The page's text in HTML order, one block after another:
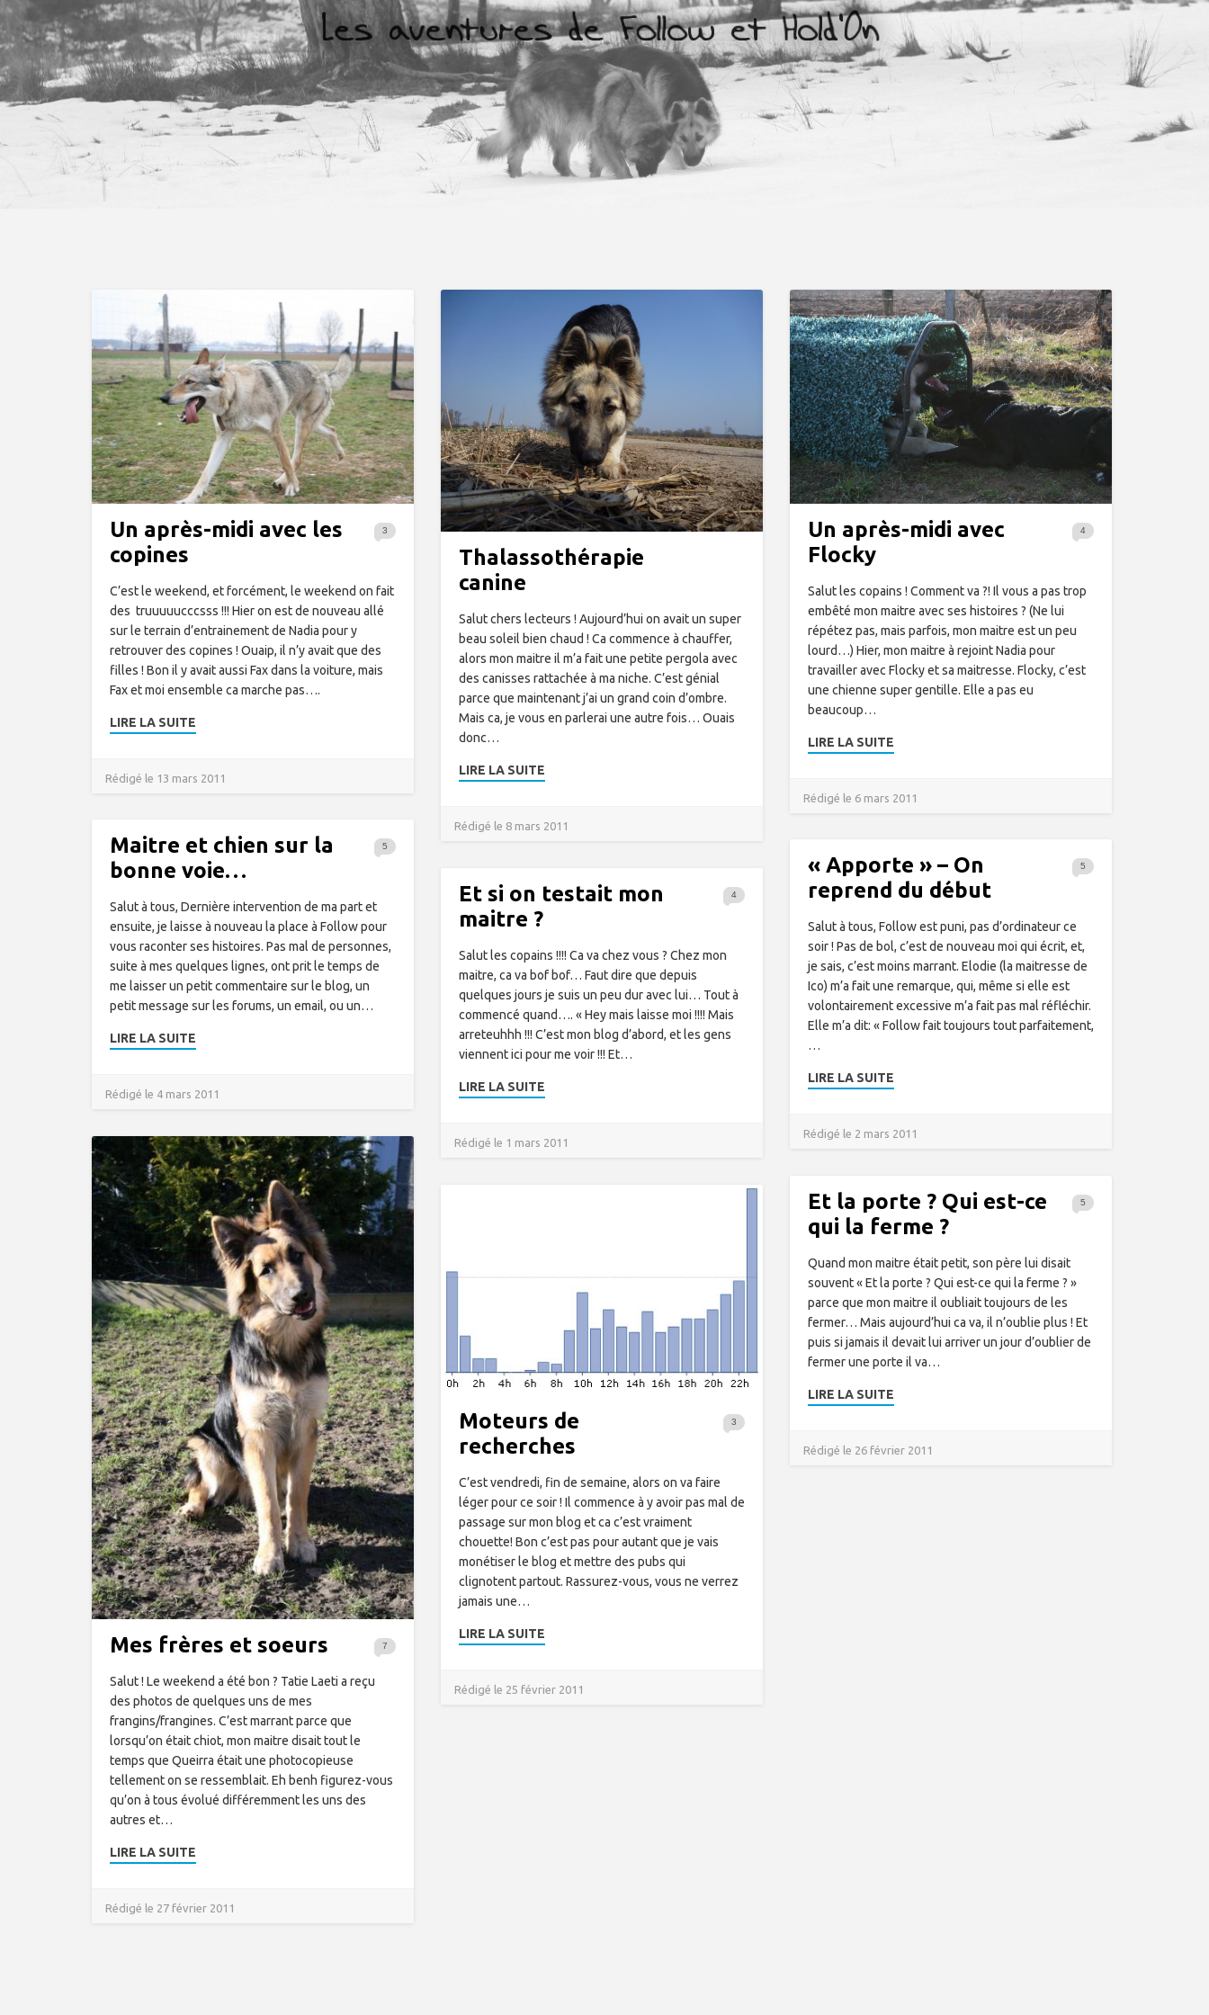
3
Un après-midi avec les
copines
C’est le weekend, et forcément, le weekend on fait
des truuuuucccsss !!! Hier on est de nouveau allé
sur le terrain d’entrainement de Nadia pour y
retrouver des copines ! Ouaip, il n’y avait que des
filles ! Bon il y avait aussi Fax dans la voiture, mais
Fax et moi ensemble ca marche pas….
LIRE LA SUITE
Rédigé le 13 mars 2011
Thalassothérapie
canine
Salut chers lecteurs ! Aujourd’hui on avait un super
beau soleil bien chaud ! Ca commence à chauffer,
alors mon maitre il m’a fait une petite pergola avec
des canisses rattachée à ma niche. C’est génial
parce que maintenant j’ai un grand coin d’ombre.
Mais ca, je vous en parlerai une autre fois… Ouais
donc…
LIRE LA SUITE
Rédigé le 8 mars 2011
4
Un après-midi avec
Flocky
Salut les copains ! Comment va ?! Il vous a pas trop
embêté mon maitre avec ses histoires ? (Ne lui
répétez pas, mais parfois, mon maitre est un peu
lourd…) Hier, mon maitre à rejoint Nadia pour
travailler avec Flocky et sa maitresse. Flocky, c’est
une chienne super gentille. Elle a pas eu
beaucoup…
LIRE LA SUITE
Rédigé le 6 mars 2011
5
Maitre et chien sur la
bonne voie…
Salut à tous, Dernière intervention de ma part et
ensuite, je laisse à nouveau la place à Follow pour
vous raconter ses histoires. Pas mal de personnes,
suite à mes quelques lignes, ont prit le temps de
me laisser un petit commentaire sur le blog, un
petit message sur les forums, un email, ou un…
LIRE LA SUITE
Rédigé le 4 mars 2011
5
« Apporte » – On
reprend du début
Salut à tous, Follow est puni, pas d’ordinateur ce
soir ! Pas de bol, c’est de nouveau moi qui écrit, et,
je sais, c’est moins marrant. Elodie (la maitresse de
Ico) m’a fait une remarque, qui, même si elle est
volontairement excessive m’a fait pas mal réfléchir.
Elle m’a dit: « Follow fait toujours tout parfaitement,
…
LIRE LA SUITE
Rédigé le 2 mars 2011
4
Et si on testait mon
maitre ?
Salut les copains !!!! Ca va chez vous ? Chez mon
maitre, ca va bof bof… Faut dire que depuis
quelques jours je suis un peu dur avec lui… Tout à
commencé quand…. « Hey mais laisse moi !!!! Mais
arreteuhhh !!! C’est mon blog d’abord, et les gens
viennent ici pour me voir !!! Et…
LIRE LA SUITE
Rédigé le 1 mars 2011
7
Mes frères et soeurs
Salut ! Le weekend a été bon ? Tatie Laeti a reçu
des photos de quelques uns de mes
frangins/frangines. C’est marrant parce que
lorsqu’on était chiot, mon maitre disait tout le
temps que Queirra était une photocopieuse
tellement on se ressemblait. Eh benh figurez-vous
qu’on à tous évolué différemment les uns des
autres et…
LIRE LA SUITE
Rédigé le 27 février 2011
5
Et la porte ? Qui est-ce
qui la ferme ?
Quand mon maitre était petit, son père lui disait
souvent « Et la porte ? Qui est-ce qui la ferme ? »
parce que mon maitre il oubliait toujours de les
fermer… Mais aujourd’hui ca va, il n’oublie plus ! Et
puis si jamais il devait lui arriver un jour d’oublier de
fermer une porte il va…
LIRE LA SUITE
Rédigé le 26 février 2011
3
Moteurs de
recherches
C’est vendredi, fin de semaine, alors on va faire
léger pour ce soir ! Il commence à y avoir pas mal de
passage sur mon blog et ca c’est vraiment
chouette! Bon c’est pas pour autant que je vais
monétiser le blog et mettre des pubs qui
clignotent partout. Rassurez-vous, vous ne verrez
jamais une…
LIRE LA SUITE
Rédigé le 25 février 2011